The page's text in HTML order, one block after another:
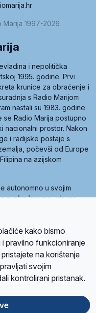
1997-2026
i nepolitička
1995. godine. Prvi
krunice za obraćenje i
s Radio Marijom
nastali su 1983. godine
se Radio Marija postupno
nacionalni prostor. Nakon
i radijske postaje s
počevši od Europe
na azijskom
autonomno u svojim
preko krovne udruge
je sedam članica, među
KontaktPravila privatnosti
sustavom
kako bismo
pravilno funkcioniranje
na korištenje
svojim
kontrolirani pristanak.